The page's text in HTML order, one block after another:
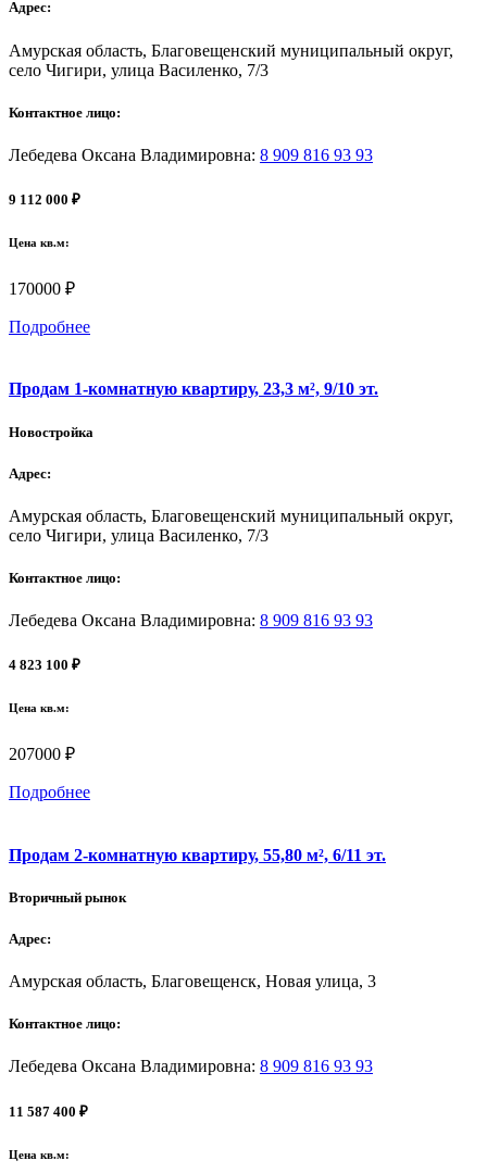
Адрес:
Амурская область, Благовещенский муниципальный округ,
село Чигири, улица Василенко, 7/3
Контактное лицо:
Лебедева Оксана Владимировна: 8 909 816 93 93
9 112 000 ₽
Цена кв.м:
170000 ₽
Подробнее
Продам 1-комнатную квартиру, 23,3 м², 9/10 эт.
Новостройка
Адрес:
Амурская область, Благовещенский муниципальный округ,
село Чигири, улица Василенко, 7/3
Контактное лицо:
Лебедева Оксана Владимировна: 8 909 816 93 93
4 823 100 ₽
Цена кв.м:
207000 ₽
Подробнее
Продам 2-комнатную квартиру, 55,80 м², 6/11 эт.
Вторичный рынок
Адрес:
Амурская область, Благовещенск, Новая улица, 3
Контактное лицо:
Лебедева Оксана Владимировна: 8 909 816 93 93
11 587 400 ₽
Цена кв.м: